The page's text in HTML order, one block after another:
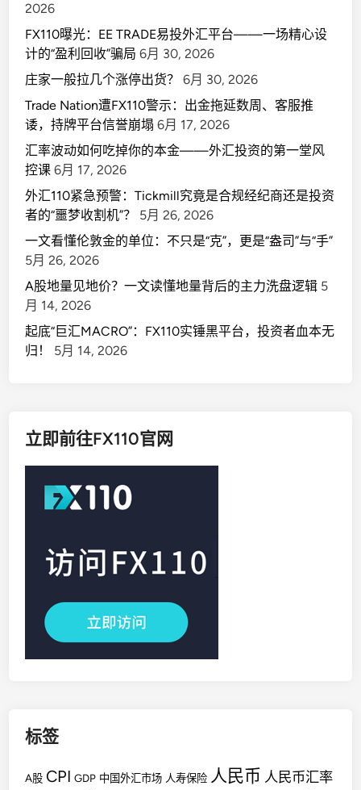
2026
FX110曝光：EE TRADE易投外汇平台——一场精心设
计的“盈利回收”骗局 6月 30, 2026
庄家一般拉几个涨停出货？
6月 30, 2026
Trade Nation遭FX110警示：出金拖延数周、客服推
诿，持牌平台信誉崩塌 6月 17, 2026
汇率波动如何吃掉你的本金——外汇投资的第一堂风
控课 6月 17, 2026
外汇110紧急预警：Tickmill究竟是合规经纪商还是投资
者的“噩梦收割机”？
5月 26, 2026
一文看懂伦敦金的单位：不只是“克”，更是“盎司”与“手”
5月 26, 2026
A股地量见地价？一文读懂地量背后的主力洗盘逻辑 5
月 14, 2026
起底“巨汇MACRO”：FX110实锤黑平台，投资者血本无
归！
5月 14, 2026
立即前往FX110官网
标签
A股 CPI GDP 中国外汇市场 人寿保险 人民币 人民币汇率